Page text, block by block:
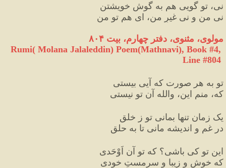
نى، تو گویی هم به گوشِ خویشتن
نى من و نى غیرِ من، ای هم تو من
مولوی، مثنوی، دفتر چهارم، بیت ۸۰۴
Rumi( Molana Jalaleddin) Poem(Mathnavi), Book #4,
Line #804
تو به هر صورت که آیی بیستی
که، منم این، والله آن تو نیستی
یک زمان تنها بمانی تو ز خلق
در غم و اندیشه مانی تا به حلق
این تو کی باشی؟ که تو آن اَوْحَدی
که خوش و زیبا و سرمستِ خودی